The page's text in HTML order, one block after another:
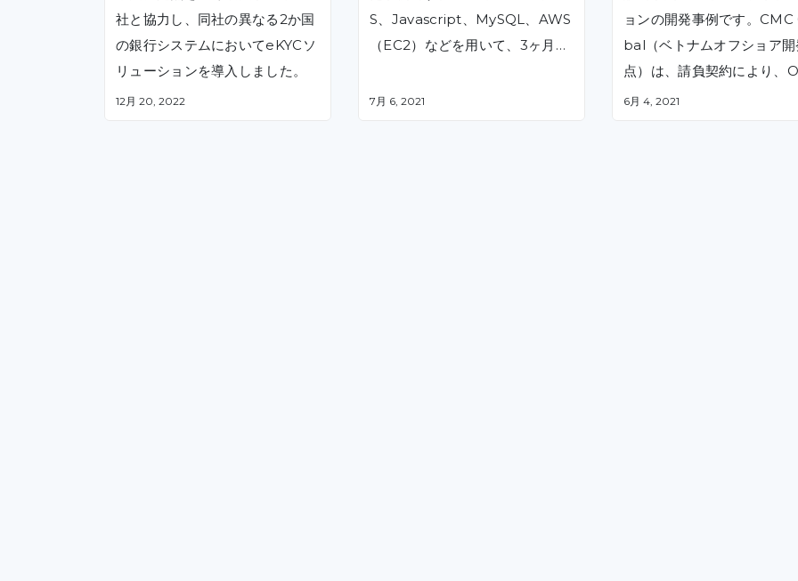
社と協力し、同社の異なる2か国
の銀行システムにおいてeKYCソ
リューションを導入しました。
12月 20, 2022
S、Javascript、MySQL、AWS
（EC2）などを用いて、3ヶ月と
計、開発、テスト、受入支援の
7月 6, 2021
ョンの開発事例です。CMC
bal（ベトナムオフショア
点）は、請負契約により、
ctive C、 Java、 PHP、
6月 4, 2021